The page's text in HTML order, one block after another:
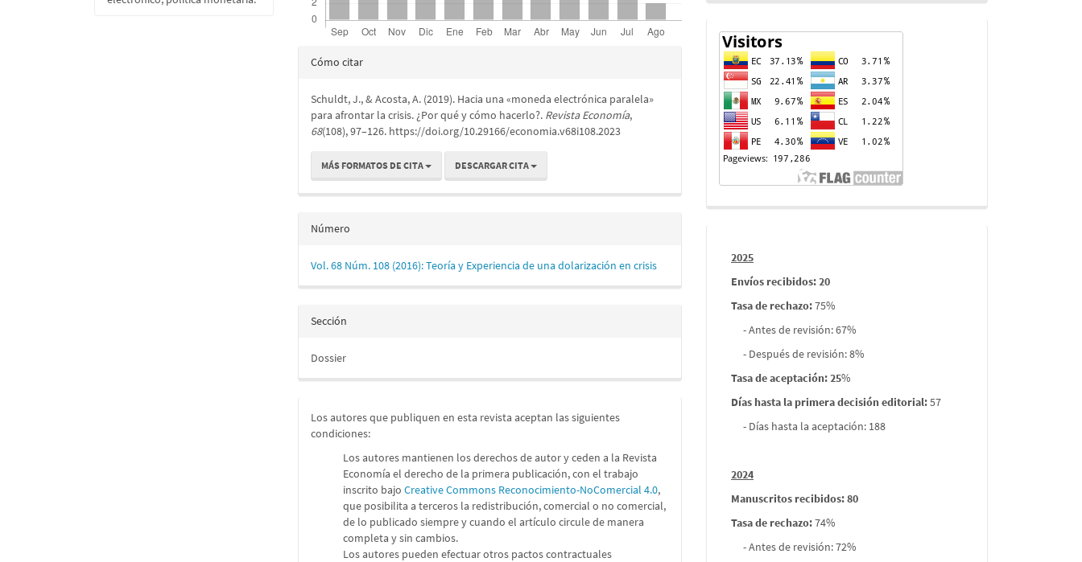
Detalles
artículo
Cómo citar
Schuldt, J., & Acosta, A. (2019). Hacia una «moneda electrónica paralela»
para afrontar la crisis. ¿Por qué y cómo hacerlo?. Revista Economía,
68(108), 97–126. https://doi.org/10.29166/economia.v68i108.2023
MÁS FORMATOS DE CITA DESCARGAR CITA
Número
Vol. 68 Núm. 108 (2016): Teoría y Experiencia de una dolarización en crisis
Sección
Dossier
Los autores que publiquen en esta revista aceptan las siguientes
condiciones:
Los autores mantienen los derechos de autor y ceden a la Revista
Economía el derecho de la primera publicación, con el trabajo
inscrito bajoCreative Commons Reconocimiento-NoComercial 4.0,
que posibilita a terceros la redistribución, comercial o no comercial,
de lo publicado siempre y cuando el artículo circule de manera
completa y sin cambios.
Los autores pueden efectuar otros pactos contractuales
Contador
de
visitas
Informes
envios
2025
Envíos recibidos: 20
Tasa de rechazo:75%
- Antes de revisión: 67%
- Después de revisión: 8%
Tasa de aceptación: 25%
Días hasta la primera decisión editorial:57
- Días hasta la aceptación: 188
2024
Manuscritos recibidos: 80
Tasa de rechazo:74%
- Antes de revisión: 72%